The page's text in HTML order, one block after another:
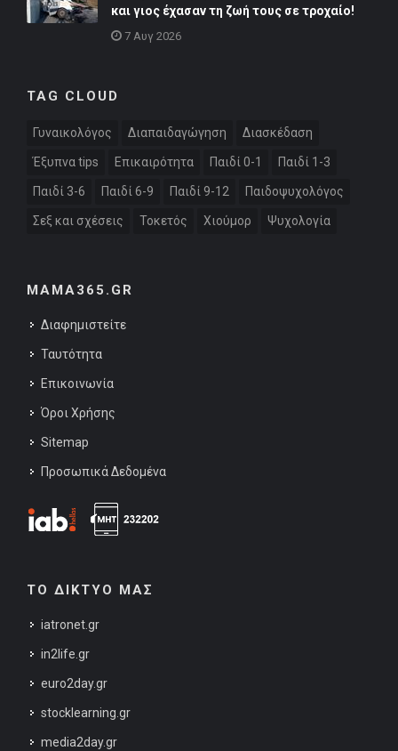
και γιος έχασαν τη ζωή τους σε τροχαίο!
7 Αυγ 2026
TAG CLOUD
Γυναικολόγος Διαπαιδαγώγηση Διασκέδαση
Έξυπνα tips Επικαιρότητα Παιδί 0-1 Παιδί 1-3
Παιδί 3-6 Παιδί 6-9 Παιδί 9-12 Παιδοψυχολόγος
Σεξ και σχέσεις Τοκετός Χιούμορ Ψυχολογία
MAMA365.GR
Διαφημιστείτε
Ταυτότητα
Επικοινωνία
Όροι Χρήσης
Sitemap
Προσωπικά Δεδομένα
ΤΟ ΔΙΚΤΥΟ ΜΑΣ
iatronet.gr
in2life.gr
euro2day.gr
stocklearning.gr
media2day.gr